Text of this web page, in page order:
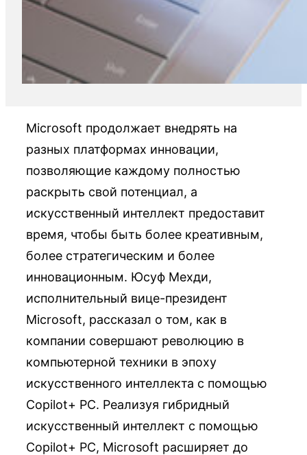
Microsoft продолжает внедрять на
разных платформах инновации,
позволяющие каждому полностью
раскрыть свой потенциал, а
искусственный интеллект предоставит
время, чтобы быть более креативным,
более стратегическим и более
инновационным. Юсуф Мехди,
исполнительный вице-президент
Microsoft, рассказал о том, как в
компании совершают революцию в
компьютерной техники в эпоху
искусственного интеллекта с помощью
Copilot+ PC. Реализуя гибридный
искусственный интеллект с помощью
Copilot+ PC, Microsoft расширяет до